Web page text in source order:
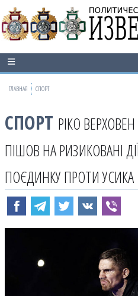
ГЛАВНАЯ СПОРТ
СПОРТ РІКО
ПІШОВ НА РИЗИКОВАНІ
ПОЄДИНКУ ПРОТИ УСИКА